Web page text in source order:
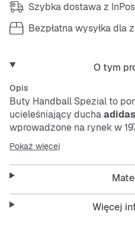
Szybka dostawa z
Bezpłatna wysyłka dla
O tym
Opis
Buty Handball Spezial to
ucieleśniający duchaadidas
wprowadzone na rynek w
model do gry na hali. Od
podstawowym elementem
Kultowy model jest
kolorach inspirowanych
paski, logo Trefoil na języku
autentyczności uwielbianej
Pokaż więcej
Więcej